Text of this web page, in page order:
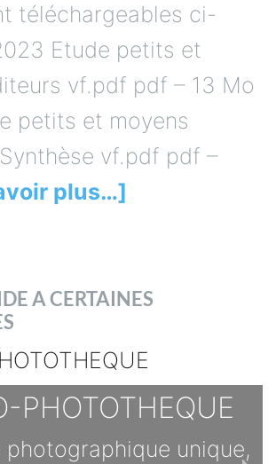
téléchargeables ci-
Etude petits et
vf.pdf pdf – 13 Mo
petits et moyens
vf.pdf pdf –
plus…]
A CERTAINES
PHOTOTHEQUE
photographique unique,